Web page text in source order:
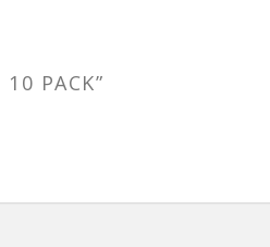
PACK”